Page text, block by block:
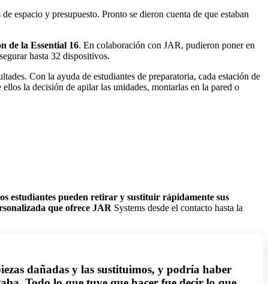
espacio y presupuesto. Pronto se dieron cuenta de que estaban
de la Essential 16. En colaboración con JAR, pudieron poner en
hasta 32 dispositivos.
. Con la ayuda de estudiantes de preparatoria, cada estación de
la decisión de apilar las unidades, montarlas en la pared o
estudiantes pueden retirar y sustituir rápidamente sus
que ofrece JAR Systems desde el contacto hasta la
dañadas y las sustituimos, y podría haber